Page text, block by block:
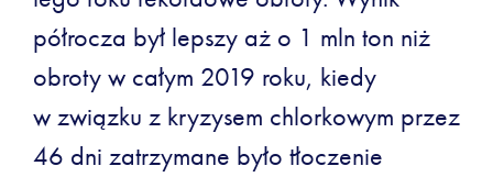
półrocza był lepszy aż o 1 mln ton niż
obroty w całym 2019 roku, kiedy
w związku z kryzysem chlorkowym przez
46 dni zatrzymane było tłoczenie